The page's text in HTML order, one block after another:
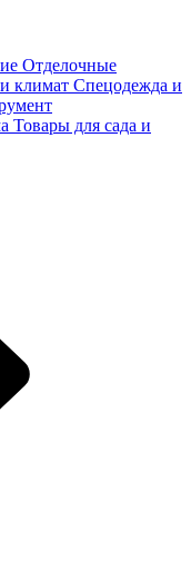
Отделочные
климат Спецодежда и
Товары для сада и